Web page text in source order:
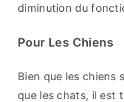
diminution du
Pour Les Chiens
Bien que les chiens
que les chats, il est